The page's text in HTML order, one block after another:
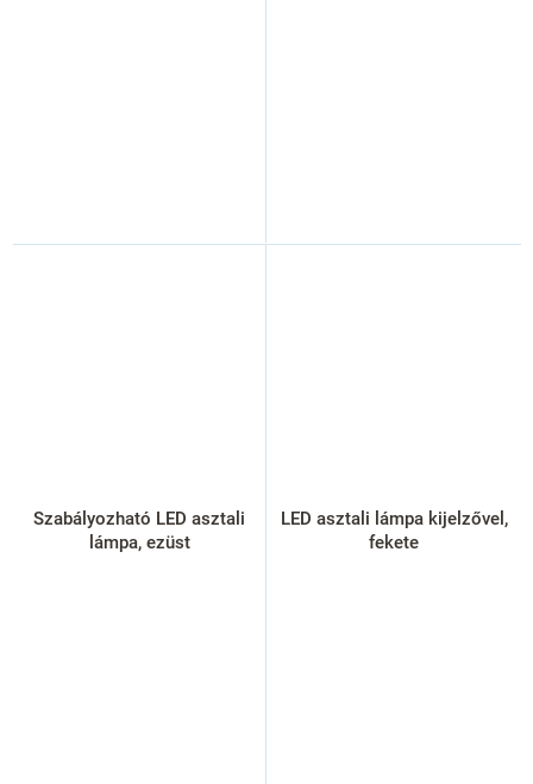
Szabályozható LED asztali
lámpa, ezüst
LED asztali lámpa kijelzővel,
fekete